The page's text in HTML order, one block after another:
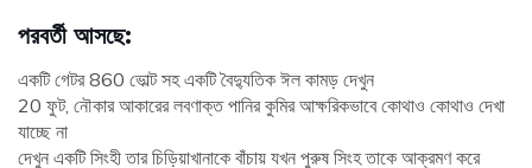
পরবর্তী আসছে:
একটি গেটর 860 ভোল্ট সহ একটি বৈদ্যুতিক ঈল কামড় দেখুন
20 ফুট, নৌকার আকারের লবণাক্ত পানির কুমির আক্ষরিকভাবে কোথাও কোথাও দেখা
যাচ্ছে না
দেখুন একটি সিংহী তার চিড়িয়াখানাকে বাঁচায় যখন পুরুষ সিংহ তাকে আক্রমণ করে